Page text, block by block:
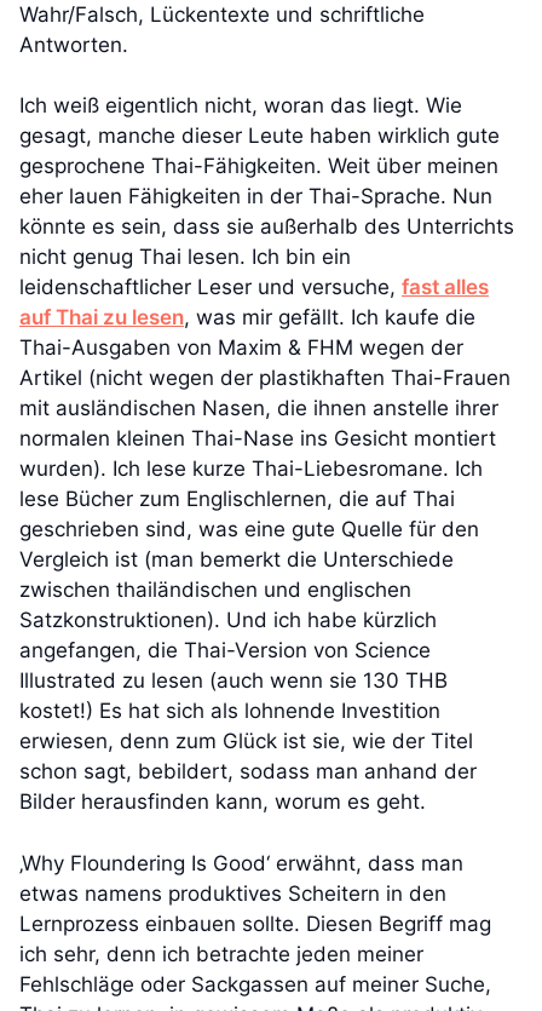
Wahr/Falsch, Lückentexte und schriftliche
Antworten.
Ich weiß eigentlich nicht, woran das liegt. Wie
gesagt, manche dieser Leute haben wirklich gute
gesprochene Thai-Fähigkeiten. Weit über meinen
eher lauen Fähigkeiten in der Thai-Sprache. Nun
könnte es sein, dass sie außerhalb des Unterrichts
nicht genug Thai lesen. Ich bin ein
leidenschaftlicher Leser und versuche, fast alles
auf Thai zu lesen, was mir gefällt. Ich kaufe die
Thai-Ausgaben von Maxim & FHM wegen der
Artikel (nicht wegen der plastikhaften Thai-Frauen
mit ausländischen Nasen, die ihnen anstelle ihrer
normalen kleinen Thai-Nase ins Gesicht montiert
wurden). Ich lese kurze Thai-Liebesromane. Ich
lese Bücher zum Englischlernen, die auf Thai
geschrieben sind, was eine gute Quelle für den
Vergleich ist (man bemerkt die Unterschiede
zwischen thailändischen und englischen
Satzkonstruktionen). Und ich habe kürzlich
angefangen, die Thai-Version von Science
Illustrated zu lesen (auch wenn sie 130 THB
kostet!) Es hat sich als lohnende Investition
erwiesen, denn zum Glück ist sie, wie der Titel
schon sagt, bebildert, sodass man anhand der
Bilder herausfinden kann, worum es geht.
‚Why Floundering Is Good‘ erwähnt, dass man
etwas namens produktives Scheitern in den
Lernprozess einbauen sollte. Diesen Begriff mag
ich sehr, denn ich betrachte jeden meiner
Fehlschläge oder Sackgassen auf meiner Suche,